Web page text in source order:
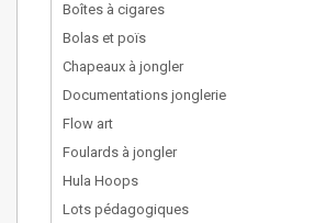
Boîtes à cigares
Bolas et poïs
Chapeaux à jongler
Documentations jonglerie
Flow art
Foulards à jongler
Hula Hoops
Lots pédagogiques